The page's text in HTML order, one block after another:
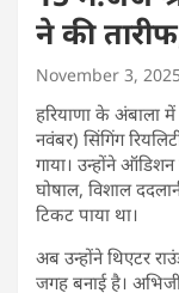
ने की
November 3, 2025
हरियाणा के अंबाला
नवंबर) सिंगिंग
गाया। उन्होंने
घोषाल, विशाल
टिकट पाया था।
अब उन्होंने थिएटर
जगह बनाई है।